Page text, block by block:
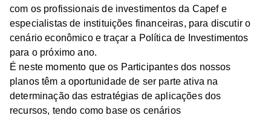
com os profissionais de investimentos da Capef e
especialistas de instituições financeiras, para discutir o
cenário econômico e traçar a Política de Investimentos
para o próximo ano.
É neste momento que os Participantes dos nossos
planos têm a oportunidade de ser parte ativa na
determinação das estratégias de aplicações dos
recursos, tendo como base os cenários